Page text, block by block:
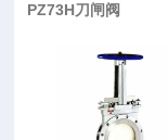
PZ73H刀闸阀